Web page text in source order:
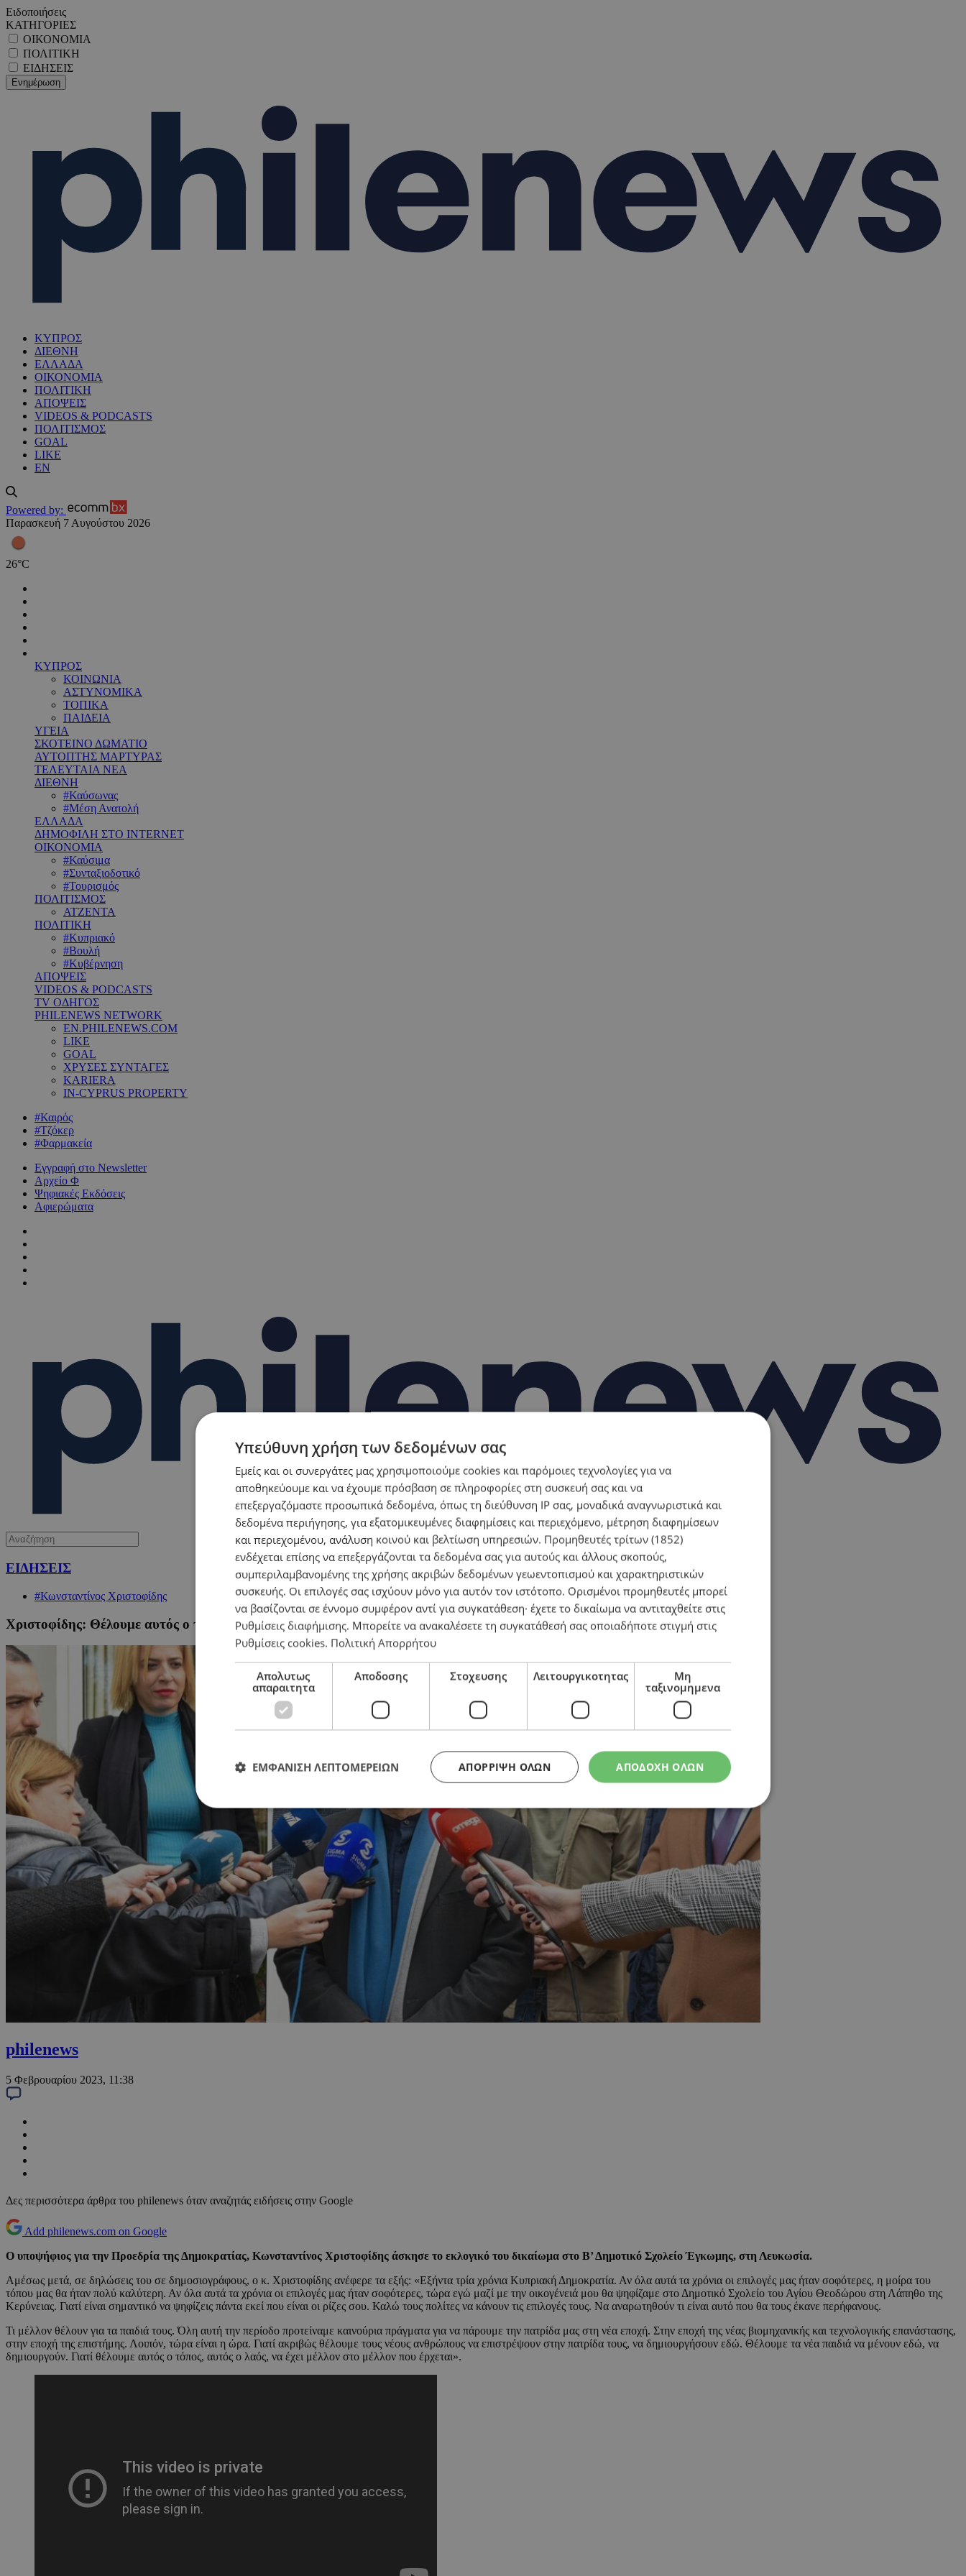
Ειδοποιήσεις
ΚΑΤΗΓΟΡΙΕΣ
ΟΙΚΟΝΟΜΙΑ
ΠΟΛΙΤΙΚΗ
ΕΙΔΗΣΕΙΣ
ΚΥΠΡΟΣ
ΔΙΕΘΝΗ
ΕΛΛΑΔΑ
ΟΙΚΟΝΟΜΙΑ
ΠΟΛΙΤΙΚΗ
ΑΠΟΨΕΙΣ
VIDEOS & PODCASTS
ΠΟΛΙΤΙΣΜΟΣ
GOAL
LIKE
EN
Powered by:
Παρασκευή 7 Αυγούστου 2026
26°C
ΚΥΠΡΟΣ
ΚΟΙΝΩΝΙΑ
ΑΣΤΥΝΟΜΙΚΑ
ΤΟΠΙΚΑ
ΠΑΙΔΕΙΑ
ΥΓΕΙΑ
ΣΚΟΤΕΙΝΟ ΔΩΜΑΤΙΟ
ΑΥΤΟΠΤΗΣ ΜΑΡΤΥΡΑΣ
ΤΕΛΕΥΤΑΙΑ ΝΕΑ
ΔΙΕΘΝΗ
#Καύσωνας
#Μέση Ανατολή
ΕΛΛΑΔΑ
ΔΗΜΟΦΙΛΗ ΣΤΟ INTERNET
ΟΙΚΟΝΟΜΙΑ
#Καύσιμα
#Συνταξιοδοτικό
#Τουρισμός
ΠΟΛΙΤΙΣΜΟΣ
ΑΤΖΕΝΤΑ
ΠΟΛΙΤΙΚΗ
#Κυπριακό
#Βουλή
#Κυβέρνηση
ΑΠΟΨΕΙΣ
VIDEOS & PODCASTS
TV ΟΔΗΓΟΣ
PHILENEWS NETWORK
EN.PHILENEWS.COM
LIKE
GOAL
ΧΡΥΣΕΣ ΣΥΝΤΑΓΕΣ
KARIERA
IN-CYPRUS PROPERTY
#Καιρός
#Τζόκερ
#Φαρμακεία
Εγγραφή στο Newsletter
Αρχείο Φ
Ψηφιακές Εκδόσεις
Αφιερώματα
ΕΙΔΗΣΕΙΣ
#Κωνσταντίνος Χριστοφίδης
Xριστοφίδης: Θέλουμε αυτός ο τόπος να έχει μέλλον
philenews
5 Φεβρουαρίου 2023, 11:38
Δες περισσότερα άρθρα του philenews όταν αναζητάς ειδήσεις στην Google
Add philenews.com on Google
Ο υποψήφιος για την Προεδρία της Δημοκρατίας, Κωνσταντίνος Χριστοφίδης άσκησε το εκλογικό του δικαίωμα στο Β’ Δημοτικό Σχολείο Έγκωμης, στη Λευκωσία.
Αμέσως μετά, σε δηλώσεις του σε δημοσιογράφους, ο κ. Χριστοφίδης ανέφερε τα εξής: «Εξήντα τρία χρόνια Κυπριακή Δημοκρατία. Αν όλα αυτά τα χρόνια οι επιλογές μας ήταν σοφότερες, η μοίρα του
τόπου μας θα ήταν πολύ καλύτερη. Αν όλα αυτά τα χρόνια οι επιλογές μας ήταν σοφότερες, τώρα εγώ μαζί με την οικογένειά μου θα ψηφίζαμε στο Δημοτικό Σχολείο του Αγίου Θεοδώρου στη Λάπηθο της
Κερύνειας. Γιατί είναι σημαντικό να ψηφίζεις πάντα εκεί που είναι οι ρίζες σου. Καλώ τους πολίτες να κάνουν τις επιλογές τους. Να αναρωτηθούν τι είναι αυτό που θα τους έκανε περήφανους.
Τι μέλλον θέλουν για τα παιδιά τους. Όλη αυτή την περίοδο προτείναμε καινούρια πράγματα για να πάρουμε την πατρίδα μας στη νέα εποχή. Στην εποχή της νέας βιομηχανικής και τεχνολογικής επανάστασης,
στην εποχή της επιστήμης. Λοιπόν, τώρα είναι η ώρα. Γιατί ακριβώς θέλουμε τους νέους ανθρώπους να επιστρέψουν στην πατρίδα τους, να δημιουργήσουν εδώ. Θέλουμε τα νέα παιδιά να μένουν εδώ, να
δημιουργούν. Γιατί θέλουμε αυτός ο τόπος, αυτός ο λαός, να έχει μέλλον στο μέλλον που έρχεται».
Υπεύθυνη χρήση των δεδομένων σας
Εμείς και οι συνεργάτες μας χρησιμοποιούμε cookies και παρόμοιες τεχνολογίες για να
αποθηκεύουμε και να έχουμε πρόσβαση σε πληροφορίες στη συσκευή σας και να
επεξεργαζόμαστε προσωπικά δεδομένα, όπως τη διεύθυνση IP σας, μοναδικά αναγνωριστικά και
δεδομένα περιήγησης, για εξατομικευμένες διαφημίσεις και περιεχόμενο, μέτρηση διαφημίσεων
και περιεχομένου, ανάλυση κοινού και βελτίωση υπηρεσιών. Προμηθευτές τρίτων (1852)
ενδέχεται επίσης να επεξεργάζονται τα δεδομένα σας για αυτούς και άλλους σκοπούς,
συμπεριλαμβανομένης της χρήσης ακριβών δεδομένων γεωεντοπισμού και χαρακτηριστικών
συσκευής. Οι επιλογές σας ισχύουν μόνο για αυτόν τον ιστότοπο. Ορισμένοι προμηθευτές μπορεί
να βασίζονται σε έννομο συμφέρον αντί για συγκατάθεση· έχετε το δικαίωμα να αντιταχθείτε στις
Ρυθμίσεις διαφήμισης. Μπορείτε να ανακαλέσετε τη συγκατάθεσή σας οποιαδήποτε στιγμή στις
Ρυθμίσεις cookies. Πολιτική Απορρήτου
Απολυτως
απαραιτητα
Αποδοσης Στοχευσης Λειτουργικοτητας
Μη
ταξινομημενα
ΑΠΟΔΟΧΗ ΟΛΩΝ
ΑΠΌΡΡΙΨΗ ΌΛΩΝ
ΕΜΦΑΝΙΣΗ ΛΕΠΤΟΜΕΡΕΙΩΝ